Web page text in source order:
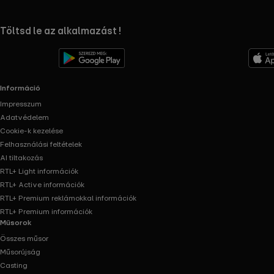
RTL+ useful links.
Töltsd le az alkalmazást !
Információ
Impresszum
Adatvédelem
Cookie-k kezelése
Felhasználási feltételek
AI tiltakozás
RTL+ Light információk
RTL+ Active információk
RTL+ Premium reklámokkal információk
RTL+ Premium információk
Műsorok
Összes műsor
Műsorújság
Casting